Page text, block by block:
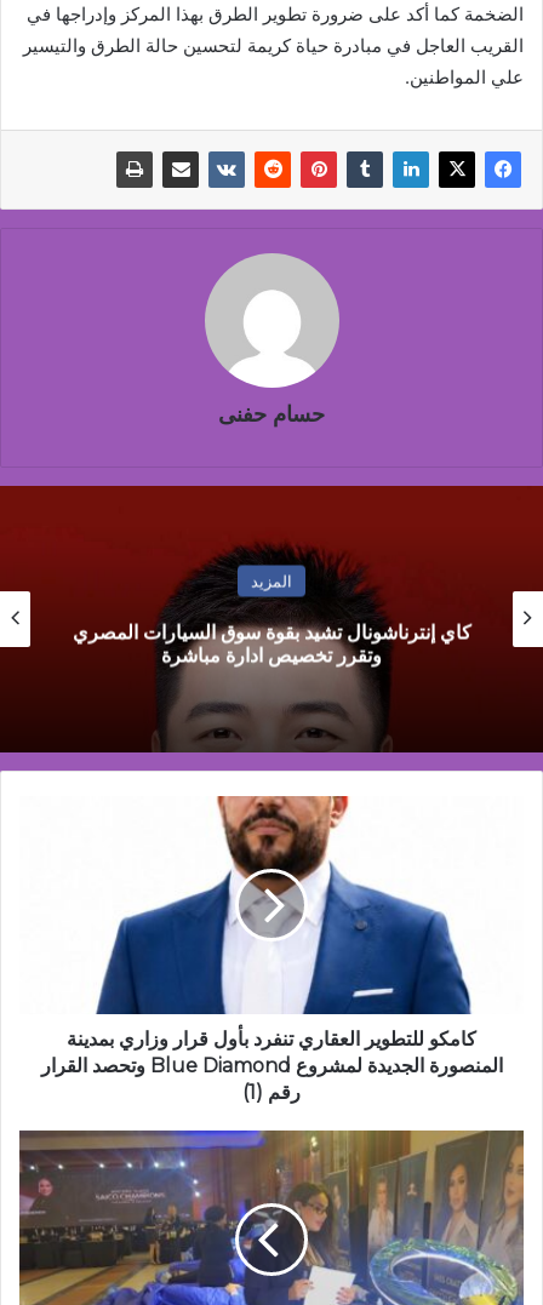
الضخمة كما أكد على ضرورة تطوير الطرق بهذا المركز وإدراجها في
القريب العاجل في مبادرة حياة كريمة لتحسين حالة الطرق والتيسير
علي المواطنين.
حسام حفنى
المزيد
كاي إنترناشونال تشيد بقوة سوق السيارات المصري
وتقرر تخصيص ادارة مباشرة
المنصورة
الجديدة
لمشروع
وتحصد
القرار
رقم
كامكو للتطوير العقاري تنفرد بأول قرار وزاري بمدينة
المنصورة الجديدة لمشروع Blue Diamond وتحصد القرار
رقم (1)
الخبيرة
الدولية
هنادي
تحصد
إشادة
واسعة
في